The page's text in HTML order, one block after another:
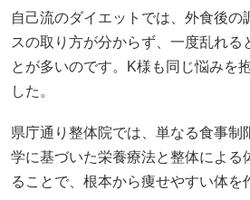
自己流のダイエットでは、外食後の
スの取り方が分からず、一度乱れる
とが多いのです。K様も同じ悩みを
した。
県庁通り整体院では、単なる食事制
学に基づいた栄養療法と整体による
ることで、根本から痩せやすい体を